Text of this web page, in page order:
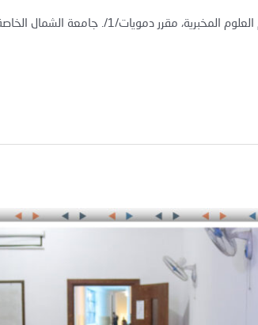
دمويات/1/. جامعة الشمال الخاصة – سوريا